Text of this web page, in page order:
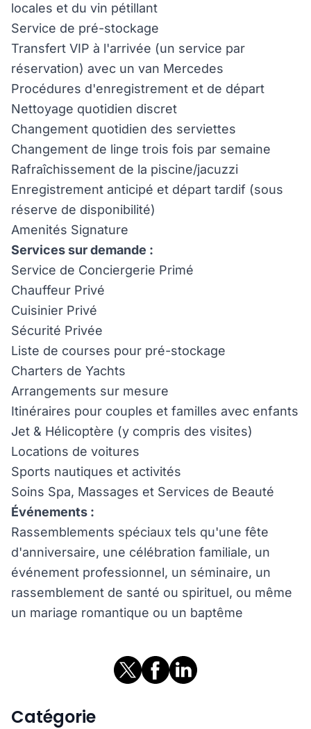
locales et du vin pétillant
Service de pré-stockage
Transfert VIP à l'arrivée (un service par
réservation) avec un van Mercedes
Procédures d'enregistrement et de départ
Nettoyage quotidien discret
Changement quotidien des serviettes
Changement de linge trois fois par semaine
Rafraîchissement de la piscine/jacuzzi
Enregistrement anticipé et départ tardif (sous
réserve de disponibilité)
Amenités Signature
Services sur demande :
Service de Conciergerie Primé
Chauffeur Privé
Cuisinier Privé
Sécurité Privée
Liste de courses pour pré-stockage
Charters de Yachts
Arrangements sur mesure
Itinéraires pour couples et familles avec enfants
Jet & Hélicoptère (y compris des visites)
Locations de voitures
Sports nautiques et activités
Soins Spa, Massages et Services de Beauté
Événements :
Rassemblements spéciaux tels qu'une fête
d'anniversaire, une célébration familiale, un
événement professionnel, un séminaire, un
rassemblement de santé ou spirituel, ou même
un mariage romantique ou un baptême
Catégorie